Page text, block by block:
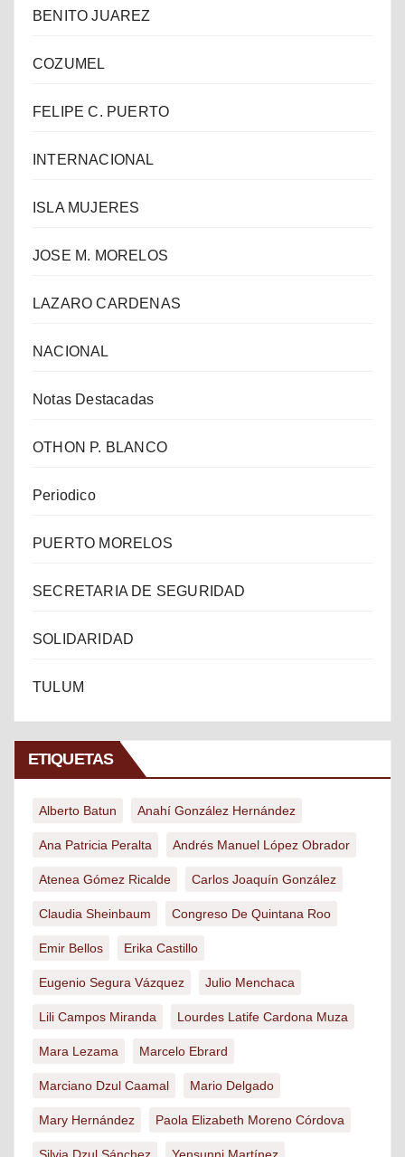
BENITO JUAREZ
COZUMEL
FELIPE C. PUERTO
INTERNACIONAL
ISLA MUJERES
JOSE M. MORELOS
LAZARO CARDENAS
NACIONAL
Notas Destacadas
OTHON P. BLANCO
Periodico
PUERTO MORELOS
SECRETARIA DE SEGURIDAD
SOLIDARIDAD
TULUM
ETIQUETAS
Alberto Batun Anahí González Hernández
Ana Patricia Peralta Andrés Manuel López Obrador
Atenea Gómez Ricalde Carlos Joaquín González
Claudia Sheinbaum Congreso De Quintana Roo
Emir Bellos Erika Castillo
Eugenio Segura Vázquez Julio Menchaca
Lili Campos Miranda Lourdes Latife Cardona Muza
Mara Lezama Marcelo Ebrard
Marciano Dzul Caamal Mario Delgado
Mary Hernández Paola Elizabeth Moreno Córdova
Silvia Dzul Sánchez Yensunni Martínez